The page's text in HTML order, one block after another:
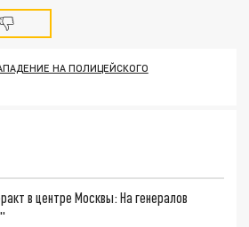
НА ПОЛИЦЕЙСКОГО
в центре Москвы: На генералов